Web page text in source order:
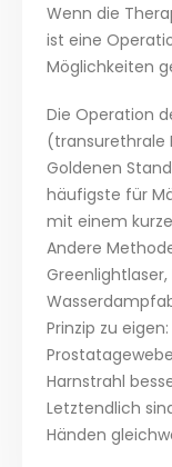
Wenn die
ist eine
Möglichkeiten
Die Operation
(transurethrale
Goldenen
häufigste für
mit einem
Andere
Prinzip zu
Harnstrahl
Letztendlich
Händen